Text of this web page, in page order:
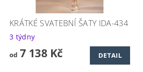
KRÁTKÉ SVATEBNÍ ŠATY IDA-434
3 týdny
od7 138 Kč DETAIL